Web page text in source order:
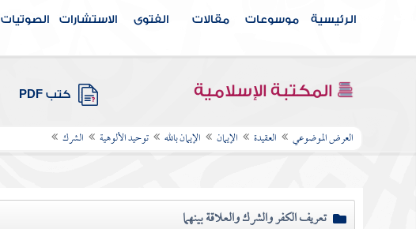
الرئيسية موسوعات مقالات الفتوى الاستشارات الصوتيات
المكتبة الإسلامية كتب PDF
العرض الموضوعي العقيدة الإيمان الإيمان بالله توحيد الألوهية الشرك
تعريف الكفر والشرك والعلاقة بينهما